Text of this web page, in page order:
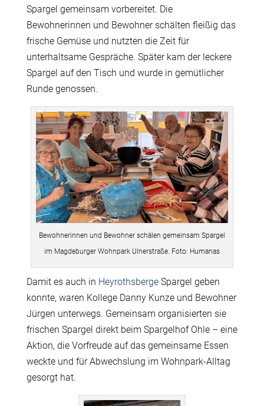
Spargel gemeinsam vorbereitet. Die
Bewohnerinnen und Bewohner schälten fleißig das
frische Gemüse und nutzten die Zeit für
unterhaltsame Gespräche. Später kam der leckere
Spargel auf den Tisch und wurde in gemütlicher
Runde genossen.
Bewohnerinnen und Bewohner schälen gemeinsam Spargel
im Magdeburger Wohnpark Ulnerstraße. Foto: Humanas
Damit es auch in HeyrothsbergeSpargel geben
konnte, waren Kollege Danny Kunze und Bewohner
Jürgen unterwegs. Gemeinsam organisierten sie
frischen Spargel direkt beim Spargelhof Ohle – eine
Aktion, die Vorfreude auf das gemeinsame Essen
weckte und für Abwechslung im Wohnpark-Alltag
gesorgt hat.